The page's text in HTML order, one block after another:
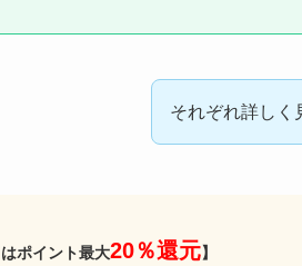
それぞれ詳しく
はポイント最大20％還元】